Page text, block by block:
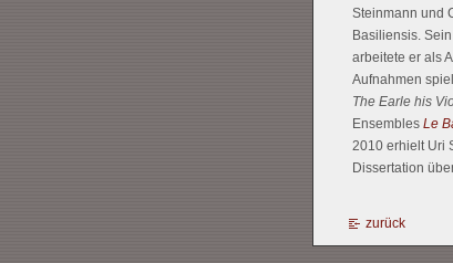
Steinmann und
Basiliensis.
arbeitete er als
Aufnahmen
The Earle his
Ensembles Le
2010 erhielt Uri
Dissertation
zurück